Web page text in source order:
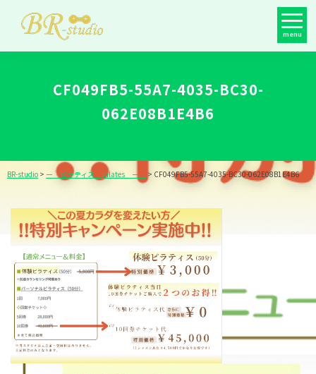
menu
CF049FB5-55A7-4035-BC30-
062E08B1E4B6
BR-studio > ー ピラティス pilates ー > CF049FB5-55A7-4035-BC30-062E08B1E4B6